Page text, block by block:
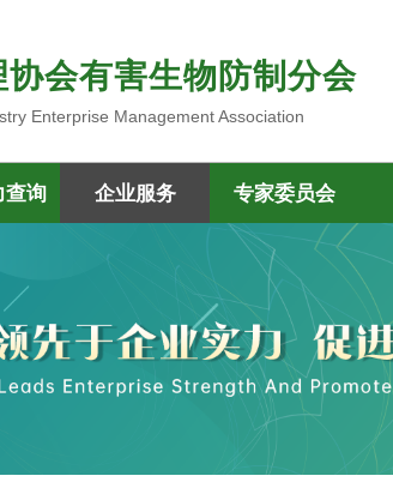
会有害生物防制分会
Enterprise Management Association
查询 企业服务 专家委员会